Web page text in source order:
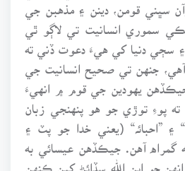
سڀني قومن، دينن ۽ مذهبن جي
سموري انسانيت تي لاڳو ٿي
سڄي دنيا کي هيءَ دعوت ڏني ته
جنهن تي صحيح انسانيت جي
يهودين جي قوم ۾ انهيءَ
ته پوءِ توڙي جو هو پنهنجي زبان
۽ ”احبائہ“ (يعني خدا جو پٽ ۽
گمراه آهن. جيڪڏهن عيسائي به
جو ابن الله سڏائڻ کين ڪنهن